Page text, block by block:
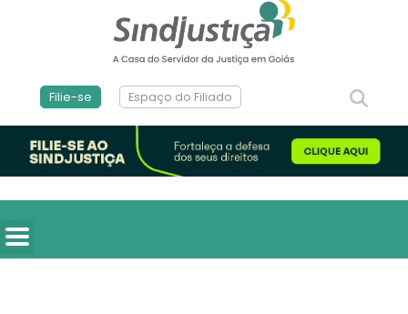
Filie-se Espaço do Filiado